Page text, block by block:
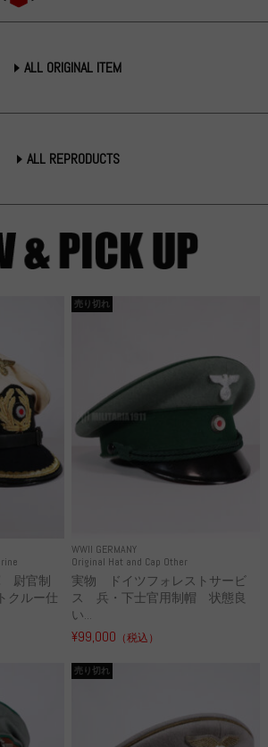
ALL ORIGINAL ITEM
ALL REPRODUCTS
尉官制
ルー仕
WWII GERMANY
Original Hat and Cap Other
売り切れ
実物 ドイツフォレストサービ
ス 兵・下士官用制帽 状態良
い...
¥99,000 （税込）
売り切れ